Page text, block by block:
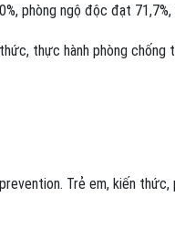
phòng ngộ độc đạt
thực hành phòng
Trẻ em, kiến thức,